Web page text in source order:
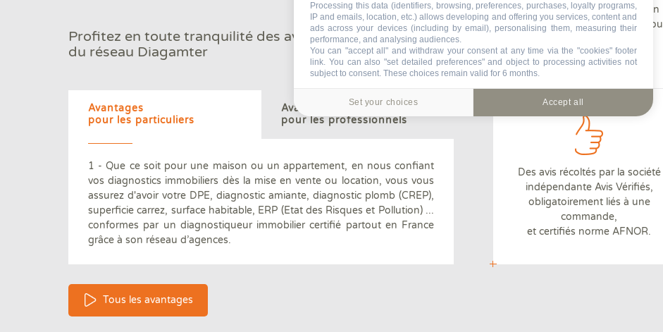
Profitez en toute tranquilité des avantages
du réseau Diagamter
Avantages
pour les particuliers
1 - Que ce soit pour une maison ou un appartement, en nous confiant
vos diagnostics immobiliers dès la mise en vente ou location, vous vous
assurez d'avoir votre DPE, diagnostic amiante, diagnostic plomb (CREP),
superficie carrez, surface habitable, ERP (Etat des Risques et Pollution) ...
conformes par un diagnostiqueur immobilier certifié partout en France
grâce à son réseau d’agences.
Avantages
pour les professionnels
nous font confiance
Un réseau de
170 agences en France
97.7 % de clients satisfaits
par nos diagnostics immobiliers
Diagnostiqueurs certifiés
par un organisme indépendant
Livraison de plans 2D / 3D en
ligne permettant de revisiter ou
Des avis récoltés par la société
indépendante Avis Vérifiés,
obligatoirement liés à une
commande,
et certifiés norme AFNOR.
Tous les avantages
Processing this data (identifiers, browsing, preferences, purchases, loyalty programs,
IP and emails, location, etc.) allows developing and offering you services, content and
ads across your devices (including by email), personalising them, measuring their
performance, and analysing audiences.
You can "accept all" and withdraw your consent at any time via the "cookies" footer
link. You can also "set detailed preferences" and object to processing activities not
subject to consent. These choices remain valid for 6 months.
Set your choices Accept all